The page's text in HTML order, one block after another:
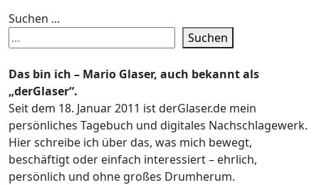
Suchen ...
Suchen
Das bin ich – Mario Glaser, auch bekannt als
„derGlaser“.
Seit dem 18. Januar 2011 ist derGlaser.de mein
persönliches Tagebuch und digitales Nachschlagewerk.
Hier schreibe ich über das, was mich bewegt,
beschäftigt oder einfach interessiert – ehrlich,
persönlich und ohne großes Drumherum.